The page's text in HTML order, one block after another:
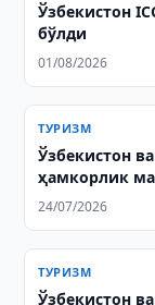
Ўзбекистон
бўлди
01/08/2026
ТУРИЗМ
Ўзбекистон
ҳамкорлик
24/07/2026
ТУРИЗМ
Ўзбекистон